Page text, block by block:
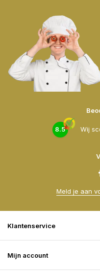
8.5 Wij
Meld je aan
Klantenservice
Mijn account